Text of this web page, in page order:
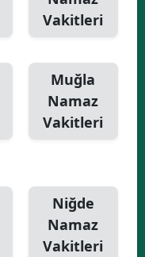
Vakitleri
Muğla
Namaz
Vakitleri
Niğde
Namaz
Vakitleri